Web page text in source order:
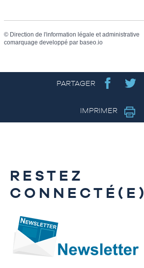
© Direction de l'information légale et administrative
comarquage developpé par baseo.io
PARTAGER
IMPRIMER
RESTEZ
CONNECTÉ(E)